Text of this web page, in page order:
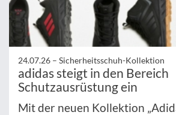
24.07.26 – Sicherheitsschuh-Kollektion
adidas steigt in den Bereich
Schutzausrüstung ein
Mit der neuen Kollektion